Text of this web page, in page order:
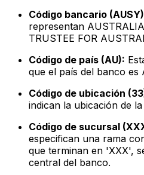
Código bancario
representan
TRUSTEE FOR
Código de país (AU):
que el país del banco es
Código de ubicación
indican la ubicación de
Código de sucursal
especifican una rama
que terminan en 'XXX',
central del banco.